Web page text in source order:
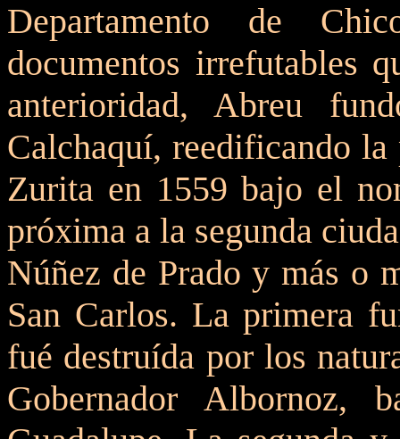
Departamento de
documentos irrefutables
anterioridad, Abreu
Calchaquí, reedificando
Zurita en 1559 bajo el
próxima a la segunda
Núñez de Prado y más o
San Carlos. La primera
fué destruída por los
Gobernador